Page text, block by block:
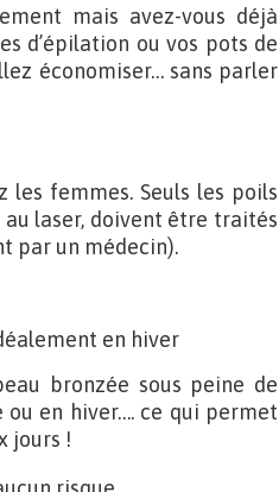
mais avez-vous déjà
d’épilation ou vos pots de
économiser… sans parler
les femmes. Seuls les poils
laser, doivent être traités
par un médecin).
en hiver
bronzée sous peine de
en hiver…. ce qui permet
jours !